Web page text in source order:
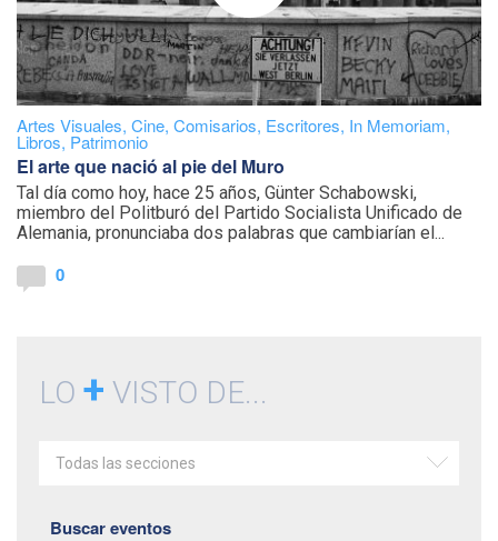
Artes Visuales, Cine, Comisarios, Escritores, In Memoriam,
Libros, Patrimonio
El arte que nació al pie del Muro
Tal día como hoy, hace 25 años, Günter Schabowski,
miembro del Politburó del Partido Socialista Unificado de
Alemania, pronunciaba dos palabras que cambiarían el...
0
LO + VISTO DE...
Todas las secciones
Buscar eventos